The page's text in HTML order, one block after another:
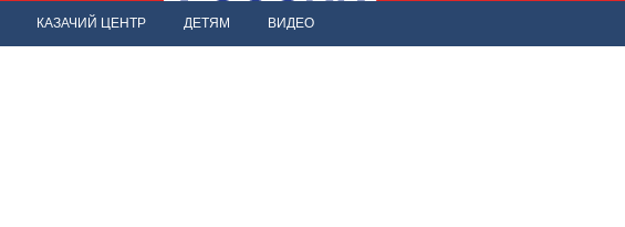
КАЗАЧИЙ ЦЕНТР ДЕТЯМ ВИДЕО